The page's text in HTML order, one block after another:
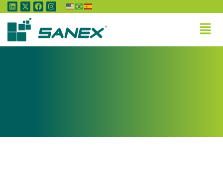
Tag:Ciência